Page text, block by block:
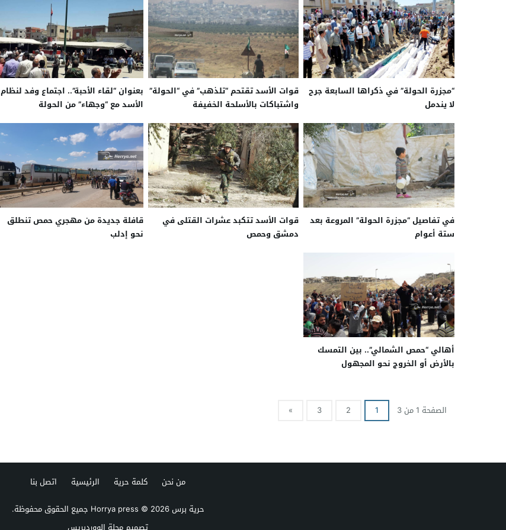
“مجزرة الحولة” في ذكراها السابعة جرح
لا يندمل
قوات الأسد تقتحم “تلذهب” في “الحولة”
واشتباكات بالأسلحة الخفيفة
بعنوان “لقاء الأحبة”.. اجتماع وفد لنظام
الأسد مع “وجهاء” من الحولة
في تفاصيل “مجزرة الحولة” المروعة بعد
ستة أعوام
قوات الأسد تتكبد عشرات القتلى في
دمشق وحمص
قافلة جديدة من مهجري حمص تنطلق
نحو إدلب
أهالي “حمص الشمالي”.. بين التمسك
بالأرض أو الخروج نحو المجهول
الصفحة 1 من 3 1
2
3
»
من نحن كلمة حرية الرئيسية
اتصل بنا
حرية برس Horrya press© 2026 جميع الحقوق محفوظة.